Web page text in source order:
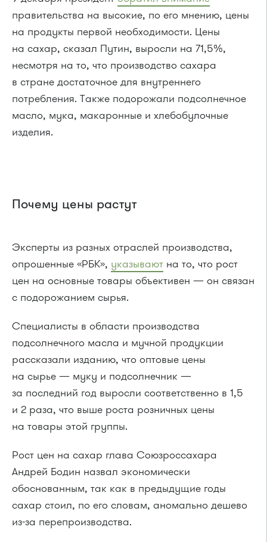
правительства на высокие, по его мнению, цены
на продукты первой необходимости. Цены
на сахар, сказал Путин, выросли на 71,5%,
несмотря на то, что производство сахара
в стране достаточное для внутреннего
потребления. Также подорожали подсолнечное
масло, мука, макаронные и хлебобулочные
изделия.
Почему цены растут
Эксперты из разных отраслей производства,
опрошенные «РБК», указывают на то, что рост
цен на основные товары объективен — он связан
с подорожанием сырья.
Специалисты в области производства
подсолнечного масла и мучной продукции
рассказали изданию, что оптовые цены
на сырье — муку и подсолнечник —
за последний год выросли соответственно в 1,5
и 2 раза, что выше роста розничных цены
на товары этой группы.
Рост цен на сахар глава Союзроссахара
Андрей Бодин назвал экономически
обоснованным, так как в предыдущие годы
сахар стоил, по его словам, аномально дешево
из-за перепроизводства.